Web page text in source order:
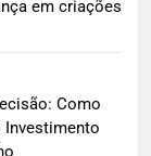
em criações
Como
Investimento